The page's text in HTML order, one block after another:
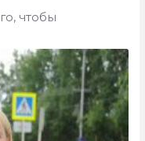
чтобы